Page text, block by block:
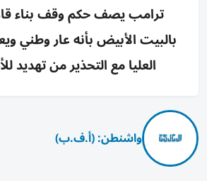
ترامب يصف حكم وقف بناء
بالبيت الأبيض بأنه عار وطني
العليا مع التحذير من تهديد
واشنطن: (أ.ف.ب)